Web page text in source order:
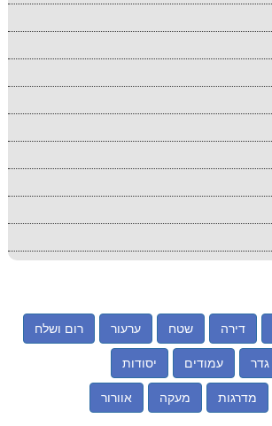
דירה שטח ערעור רום ושלח
גדר עמודים יסודות
מדרגות מעקה אוורור